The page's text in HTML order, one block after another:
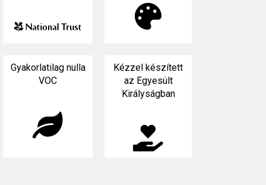

Kézzel készített
az Egyesült
Királyságban
Gyakorlatilag nulla
VOC